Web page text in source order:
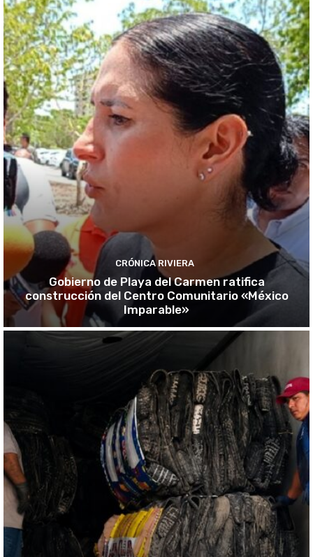
CRÓNICA RIVIERA
Gobierno de Playa del Carmen ratifica
construcción del Centro Comunitario «México
Imparable»